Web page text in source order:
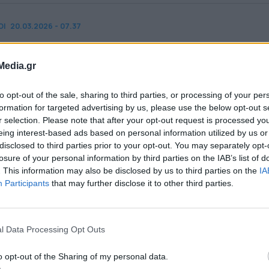
opt-out of the sale, sharing to third parties, or processing of your
for targeted advertising by us, please use the below opt-out
selection. Please note that after your opt-out request is processed
interest-based ads based on personal information utilized by us
to third parties prior to your opt-out. You may separately
of your personal information by third parties on the IAB’s list of
This information may also be disclosed by us to third parties on the
Participants that may further disclose it to other third parties.
Data Processing Opt Outs
opt-out of the Sharing of my personal data.
20.03.2026 - 07.37
Την αξιοποίηση του Αρχοντικού Βρανά
δίνεται στην πρόοδο των υποδομών, με νέες
και Παλαιοχώρι να έχουν ήδη
εργασίες βρίσκονται σε εξέλιξη. Παράλληλα,
όπως η Αγία Σωτήρα, το
Ηλίας και ο Παλαιός Παντελεήμονας
πλήρη πρόσβαση σε ασφαλές δίκτυο
και επεκτάσεις σε Θέα, Καραούλι